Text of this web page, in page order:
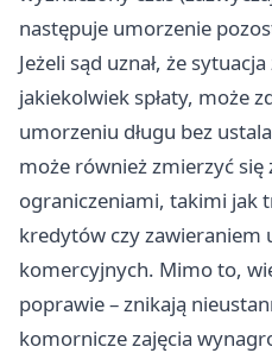
następuje umorzenie
Jeżeli sąd uznał, że
jakiekolwiek spłaty, może
umorzeniu długu bez
może również zmierzyć się
ograniczeniami, takimi jak
kredytów czy zawieraniem
komercyjnych. Mimo to,
poprawie – znikają
komornicze zajęcia